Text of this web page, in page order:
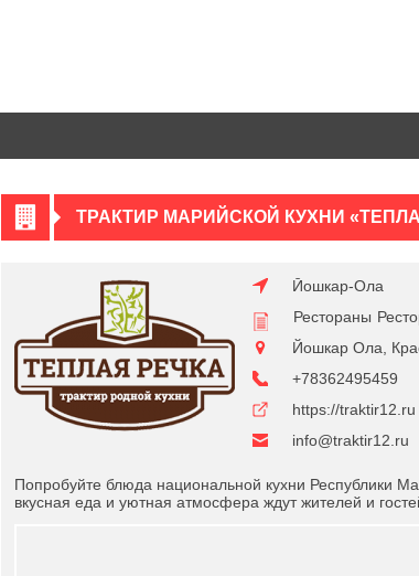
ТРАКТИР МАРИЙСКОЙ КУХНИ
Йошкар-Ола
Рестораны
Йошкар Ола,
+78362495459
https://traktir12.ru
info@traktir12.ru
Попробуйте блюда национальной кухни Республики
вкусная еда и уютная атмосфера ждут жителей и